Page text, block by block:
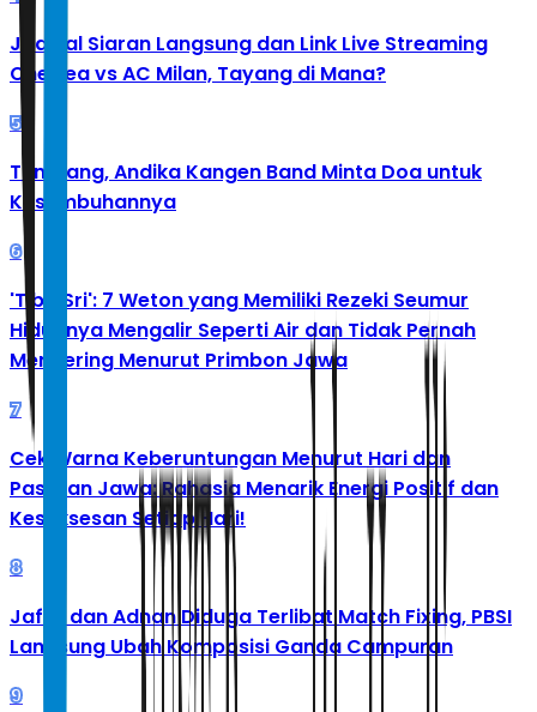
Jadwal Siaran Langsung dan Link Live Streaming
Chelsea vs AC Milan, Tayang di Mana?
5
Tumbang, Andika Kangen Band Minta Doa untuk
Kesembuhannya
6
'Tibo Sri': 7 Weton yang Memiliki Rezeki Seumur
Hidupnya Mengalir Seperti Air dan Tidak Pernah
Mengering Menurut Primbon Jawa
7
Cek Warna Keberuntungan Menurut Hari dan
Pasaran Jawa: Rahasia Menarik Energi Positif dan
Kesuksesan Setiap Hari!
8
Jafar dan Adnan Diduga Terlibat Match Fixing, PBSI
Langsung Ubah Komposisi Ganda Campuran
9